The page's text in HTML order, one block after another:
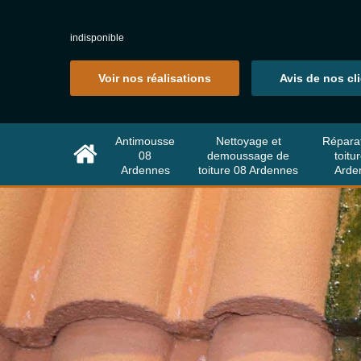
indisponible
Voir nos réalisations Avis de nos
Antimousse
08
Ardennes
Nettoyage et
demoussage de
toiture 08 Ardennes